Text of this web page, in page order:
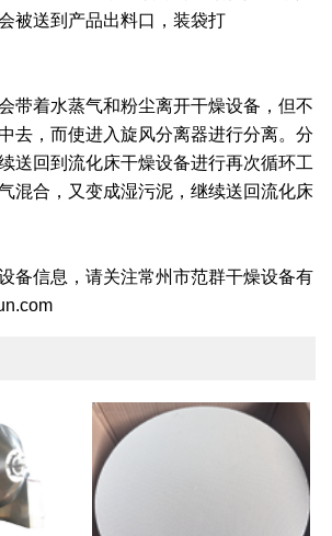
被送到产品出料口，装袋打
带着水蒸气和粉尘离开干燥设备，但不
去，而使进入旋风分离器进行分离。分
送回到流化床干燥设备进行再次循环工
混合，又变成湿污泥，继续送回流化床
备信息，请关注常州市范群干燥设备有